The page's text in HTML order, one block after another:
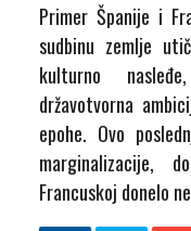
Primer Španije i
sudbinu zemlje
kulturno
državotvorna
epohe. Ovo
marginalizacije,
Francuskoj donelo